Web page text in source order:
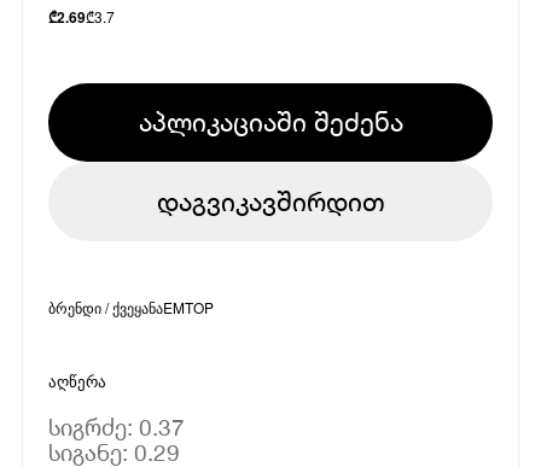
₾2.69₾3.7
აპლიკაციაში შეძენა
დაგვიკავშირდით
ბრენდი / ქვეყანაEMTOP
აღწერა
სიგრძე: 0.37
სიგანე: 0.29